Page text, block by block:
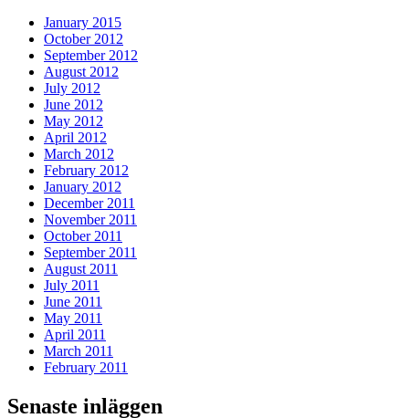
January 2015
October 2012
September 2012
August 2012
July 2012
June 2012
May 2012
April 2012
March 2012
February 2012
January 2012
December 2011
November 2011
October 2011
September 2011
August 2011
July 2011
June 2011
May 2011
April 2011
March 2011
February 2011
Senaste inläggen